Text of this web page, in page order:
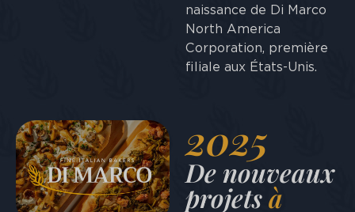
naissance de Di Marco
North America
Corporation, première
filiale aux États-Unis.
2025
De nouveaux
projetsà